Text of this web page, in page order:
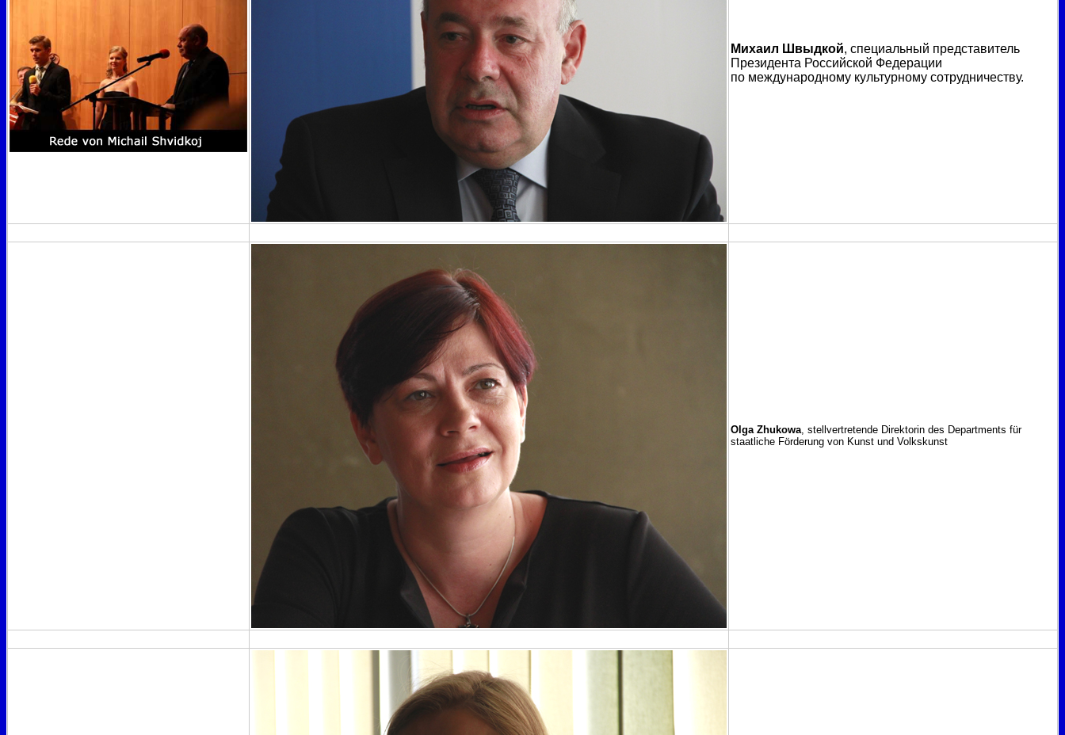
Михаил Швыдкой, специальный представитель
Президента Российской Федерации
по международному культурному сотрудничеству.
Olga Zhukowa, stellvertretende Direktorin des Departments für
staatliche Förderung von Kunst und Volkskunst